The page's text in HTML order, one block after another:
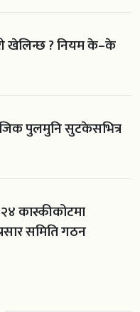
खेलिन्छ ? नियम के–के
पुलमुनि सुटकेसभित्र
कास्कीकोटमा
समिति गठन